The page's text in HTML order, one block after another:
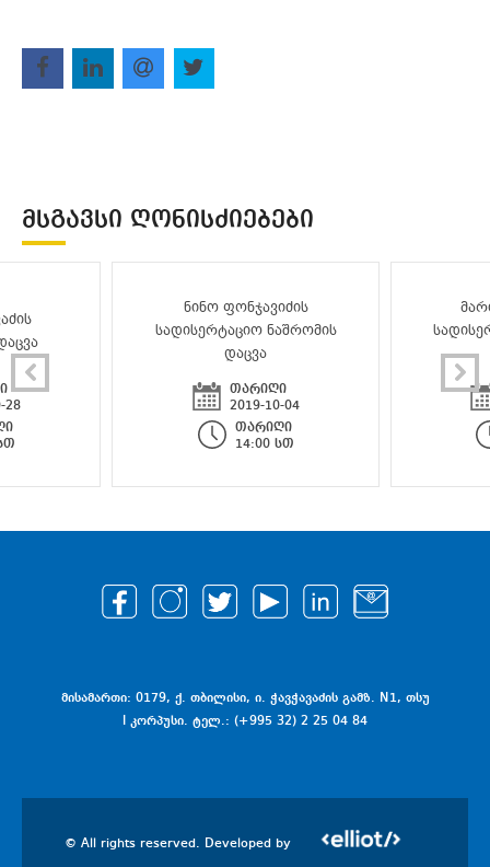
ᲛᲡᲒᲐᲕᲡᲘ ᲦᲝᲜᲘᲡᲫᲘᲔᲑᲔᲑᲘ
28
ნინო ფონჯავიძის
სადისერტაციო ნაშრომის
დაცვა
თარიღი
2019-10-04
თარიღი
14:00 სთ
მისამართი: 0179, ქ. თბილისი, ი. ჭავჭავაძის გამზ. N1, თსუ
I კორპუსი. ტელ.: (+995 32) 2 25 04 84
© All rights reserved. Developed by